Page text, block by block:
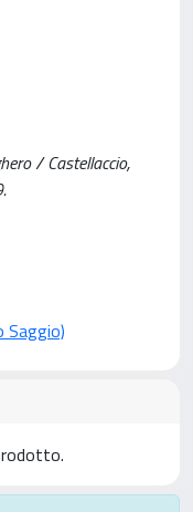
/ Castellaccio,
Saggio)